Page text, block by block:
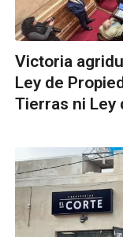
Victoria
Ley de
Tierras ni Ley